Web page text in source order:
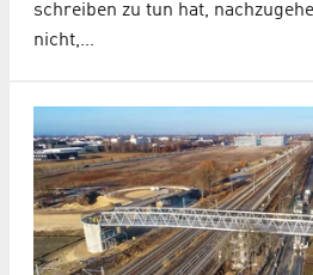
schreiben zu tun hat,
nicht,…